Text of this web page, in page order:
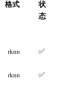
格式
状
态
rknn ✅
rknn ✅